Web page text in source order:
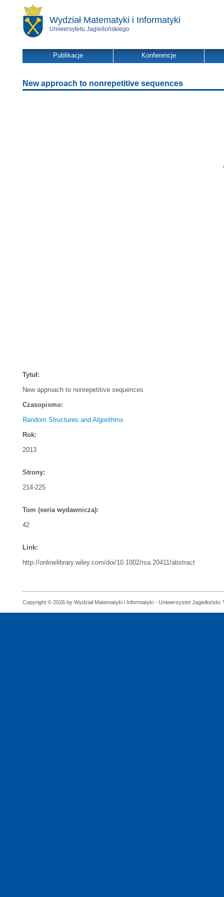
Wydział Matematyki i Informatyki
Uniwersytetu Jagiellońskiego
Publikacje Konferencje
New approach to nonrepetitive sequences
Tytuł:
New approach to nonrepetitive sequences
Czasopismo:
Random Structures and Algorithms
Rok:
2013
Strony:
214-225
Tom (seria wydawnicza):
42
Link:
http://onlinelibrary.wiley.com/doi/10.1002/rsa.20411/abstract
Copyright © 2026 by Wydział Matematyki i Informatyki - Uniwersystet